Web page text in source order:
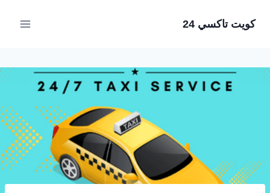
كويت تاكسي 24